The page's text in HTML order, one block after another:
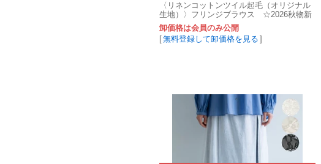
〈リネンコットンツイル起毛（オリジナル
生地）〉フリンジブラウス ☆2026秋物新
作☆
卸価格は会員のみ公開
[無料登録して卸価格を見る ]